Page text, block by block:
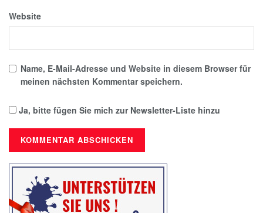
Website
Name, E-Mail-Adresse und Website in diesem Browser für
meinen nächsten Kommentar speichern.
Ja, bitte fügen Sie mich zur Newsletter-Liste hinzu